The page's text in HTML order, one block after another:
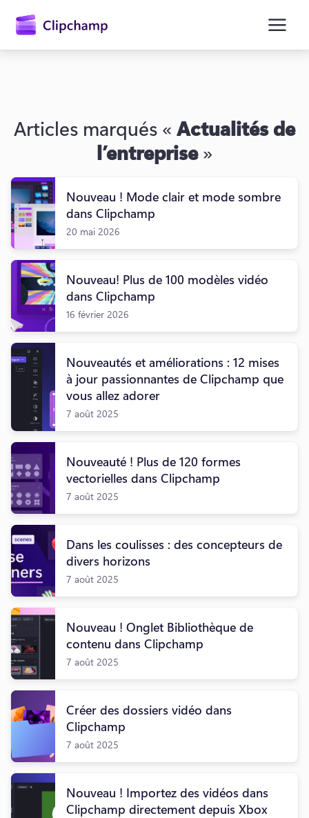
principal
Se connecter
Essayez gratuitement
Articles marqués « Actualités de
l’entreprise»
Nouveau ! Mode clair et mode sombre
dans Clipchamp
20 mai 2026
Nouveau! Plus de 100 modèles vidéo
dans Clipchamp
16 février 2026
Nouveautés et améliorations : 12 mises
à jour passionnantes de Clipchamp que
vous allez adorer
7 août 2025
Nouveauté ! Plus de 120 formes
vectorielles dans Clipchamp
7 août 2025
Dans les coulisses : des concepteurs de
divers horizons
7 août 2025
Nouveau ! Onglet Bibliothèque de
contenu dans Clipchamp
7 août 2025
Créer des dossiers vidéo dans
Clipchamp
7 août 2025
Nouveau ! Importez des vidéos dans
Clipchamp directement depuis Xbox